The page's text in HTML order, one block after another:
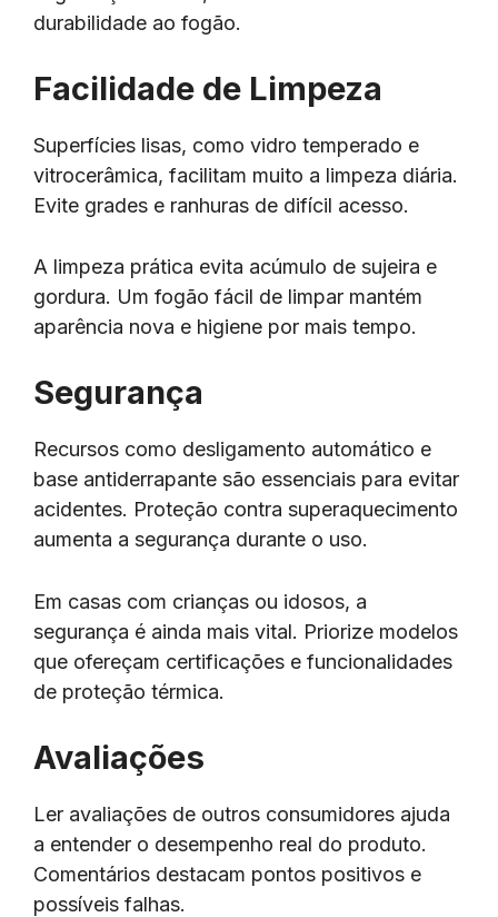
durabilidade ao fogão.
Facilidade de Limpeza
Superfícies lisas, como vidro temperado e
vitrocerâmica, facilitam muito a limpeza diária.
Evite grades e ranhuras de difícil acesso.
A limpeza prática evita acúmulo de sujeira e
gordura. Um fogão fácil de limpar mantém
aparência nova e higiene por mais tempo.
Segurança
Recursos como desligamento automático e
base antiderrapante são essenciais para evitar
acidentes. Proteção contra superaquecimento
aumenta a segurança durante o uso.
Em casas com crianças ou idosos, a
segurança é ainda mais vital. Priorize modelos
que ofereçam certificações e funcionalidades
de proteção térmica.
Avaliações
Ler avaliações de outros consumidores ajuda
a entender o desempenho real do produto.
Comentários destacam pontos positivos e
possíveis falhas.